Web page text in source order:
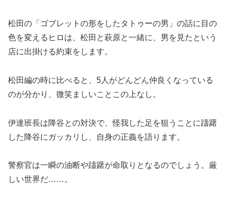
松田の「ゴブレットの形をしたタトゥーの男」の話に目の
色を変えるヒロは、松田と萩原と一緒に、男を見たという
店に出掛ける約束をします。
松田編の時に比べると、5人がどんどん仲良くなっている
のが分かり、微笑ましいことこの上なし。
伊達班長は降谷との対決で、怪我した足を狙うことに躊躇
した降谷にガッカリし、自身の正義を語ります。
警察官は一瞬の油断や躊躇が命取りとなるのでしょう。厳
しい世界だ……。